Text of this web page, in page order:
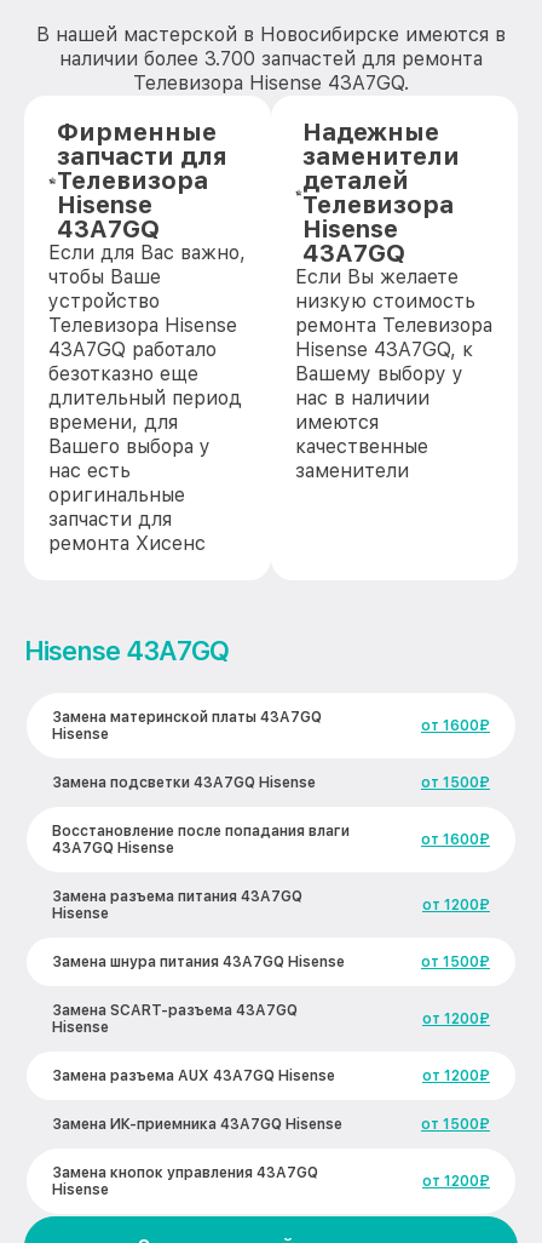
В нашей мастерской в Новосибирске имеются в
наличии более 3.700 запчастей для ремонта
Телевизора Hisense 43A7GQ.
Фирменные
запчасти для
Телевизора
Hisense
43A7GQ
Если для Вас важно,
чтобы Ваше
устройство
Телевизора Hisense
43A7GQ работало
безотказно еще
длительный период
времени, для
Вашего выбора у
нас есть
оригинальные
запчасти для
ремонта Хисенс
Надежные
заменители
деталей
Телевизора
Hisense
43A7GQ
Если Вы желаете
низкую стоимость
ремонта Телевизора
Hisense 43A7GQ, к
Вашему выбору у
нас в наличии
имеются
качественные
заменители
Hisense 43A7GQ
Замена материнской платы 43A7GQ
Hisense
от 1600₽
Замена подсветки 43A7GQ Hisense от 1500₽
Восстановление после попадания влаги
43A7GQ Hisense
от 1600₽
Замена разъема питания 43A7GQ
Hisense
от 1200₽
Замена шнура питания 43A7GQ Hisense от 1500₽
Замена SCART-разъема 43A7GQ
Hisense
от 1200₽
Замена разъема AUX 43A7GQ Hisense от 1200₽
Замена ИК-приемника 43A7GQ Hisense от 1500₽
Замена кнопок управления 43A7GQ
Hisense
от 1200₽
Замена конденсатора 43A7GQ Hisense